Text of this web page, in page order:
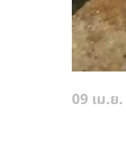
09 เม.ย.